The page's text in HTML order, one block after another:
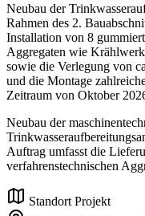
Neubau der
Rahmen des 2.
Installation von 8
Aggregaten wie
sowie die Verlegung von
und die Montage
Zeitraum von Oktober
Neubau der
Auftrag umfasst die
verfahrenstechnischen
Standort Projekt